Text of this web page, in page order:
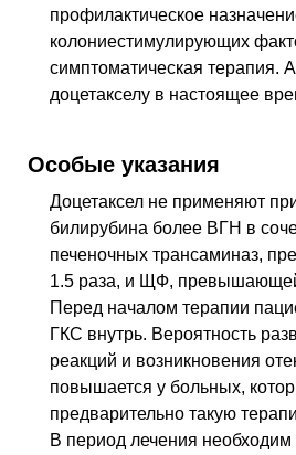
профилактическое
колониестимулирующих
симптоматическая терапия.
доцетакселу в настоящее
Особые указания
Доцетаксел не применяют
билирубина более ВГН в
печеночных трансаминаз,
1.5 раза, и ЩФ,
Перед началом терапии
ГКС внутрь. Вероятность
реакций и возникновения
повышается у больных,
предварительно такую
В период лечения необходим